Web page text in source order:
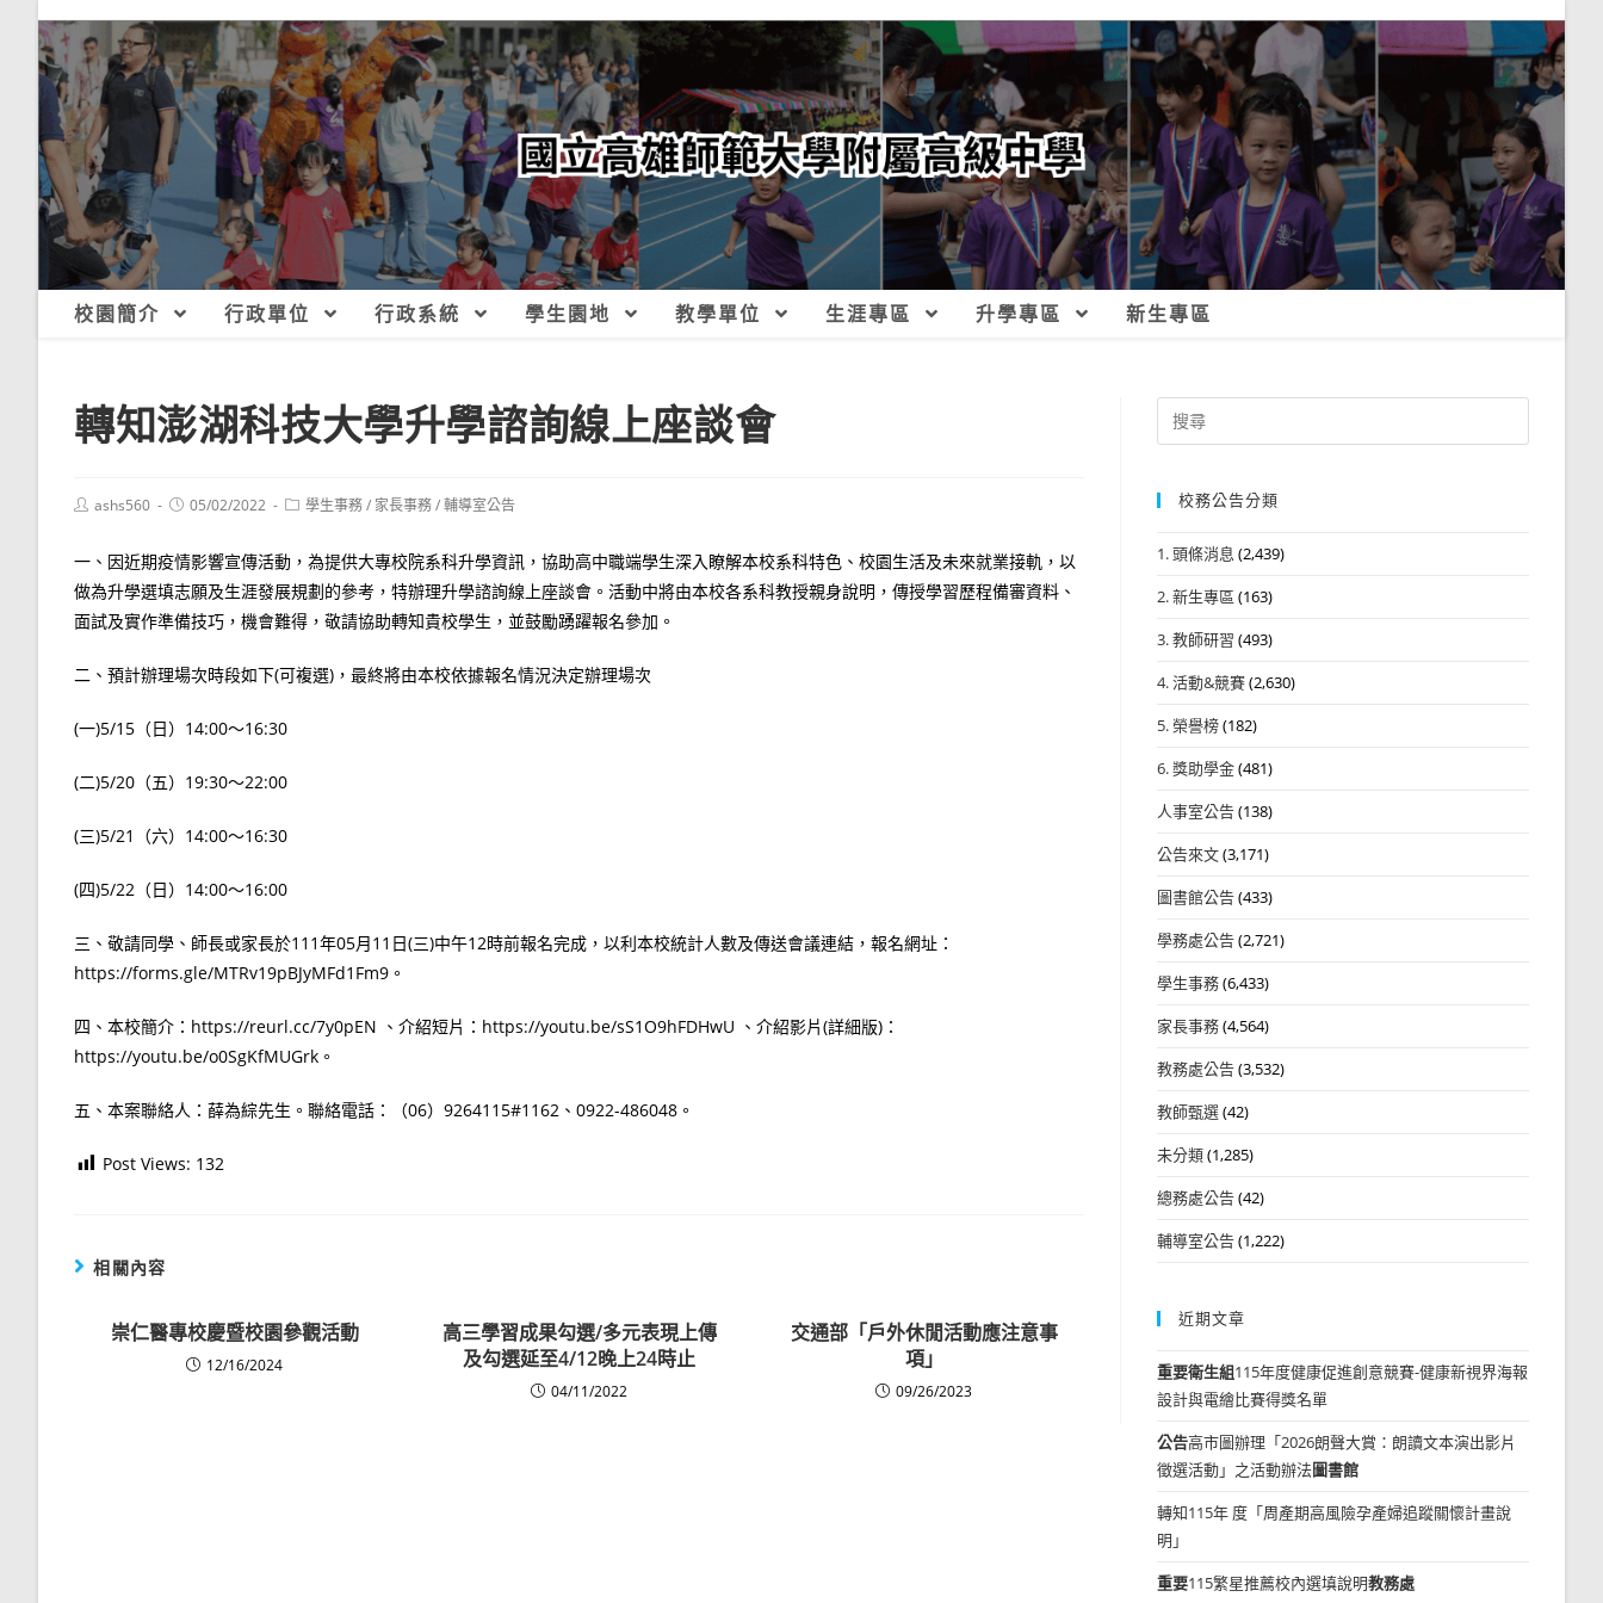
校園簡介 行政單位 行政系統 學生園地 教學單位 生涯專區 升學專區 新生專區
轉知澎湖科技大學升學諮詢線上座談會
Postashs560
Post05/02/2022
Post學生事務/ 家長事務/輔導室公告
一、因近期疫情影響宣傳活動，為提供大專校院系科升學資訊，協助高中職端學生深入瞭解本校系科特色、校園生活及未來就業接軌，以
做為升學選填志願及生涯發展規劃的參考，特辦理升學諮詢線上座談會。活動中將由本校各系科教授親身說明，傳授學習歷程備審資料、
面試及實作準備技巧，機會難得，敬請協助轉知貴校學生，並鼓勵踴躍報名參加。
二、預計辦理場次時段如下(可複選)，最終將由本校依據報名情況決定辦理場次
(一)5/15（日）14:00～16:30
(二)5/20（五）19:30～22:00
(三)5/21（六）14:00～16:30
(四)5/22（日）14:00～16:00
三、敬請同學、師長或家長於111年05月11日(三)中午12時前報名完成，以利本校統計人數及傳送會議連結，報名網址：
https://forms.gle/MTRv19pBJyMFd1Fm9。
四、本校簡介：https://reurl.cc/7y0pEN 、介紹短片：https://youtu.be/sS1O9hFDHwU 、介紹影片(詳細版)：
https://youtu.be/o0SgKfMUGrk。
五、本案聯絡人：薛為綜先生。聯絡電話：（06）9264115#1162、0922-486048。
Post Views: 132
相關內容
崇仁醫專校慶暨校園參觀活動
12/16/2024
高三學習成果勾選/多元表現上傳
及勾選延至4/12晚上24時止
04/11/2022
交通部「戶外休閒活動應注意事
項」
09/26/2023
Search
for:
校務公告分類
1. 頭條消息 (2,439)
2. 新生專區 (163)
3. 教師研習 (493)
4. 活動&競賽(2,630)
5. 榮譽榜(182)
6. 獎助學金(481)
人事室公告(138)
公告來文(3,171)
圖書館公告(433)
學務處公告(2,721)
學生事務(6,433)
家長事務(4,564)
教務處公告(3,532)
教師甄選(42)
未分類(1,285)
總務處公告(42)
輔導室公告(1,222)
近期文章
重要衛生組115年度健康促進創意競賽-健康新視界海報
設計與電繪比賽得獎名單
公告高市圖辦理「2026朗聲大賞：朗讀文本演出影片
徵選活動」之活動辦法圖書館
轉知115年 度「周產期高風險孕產婦追蹤關懷計畫說
明」
重要115繁星推薦校內選填說明教務處